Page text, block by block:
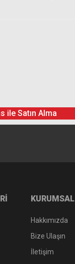
ile Satın Alma
KURUMSAL
Hakkımızda
Bize Ulaşın
İletişim